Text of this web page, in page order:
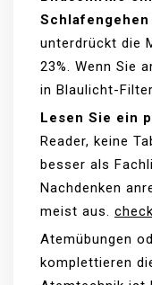
unterdrückt die
23%. Wenn Sie
in Blaulicht-
Lesen Sie ein
Reader, keine
besser als
Nachdenken
meist aus.
Atemübungen
komplettieren